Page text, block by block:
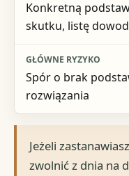
Konkretną
skutku, listę
Spór o brak
rozwiązania
Jeżeli
zwolnić z dnia na